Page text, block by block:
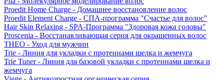
Proedit Home Charge - Домашнее восстановление волос
Proedit Element Charge - СПА-программа "Счастье для волос"
Hair Skin Relaxing - SPA-Программа "Здоровая кожа головы"
Proscenia - Восстанавливающая серия для окрашенных волос
THEO - Уход для мужчин
Trie - Линия для укладки с протеинами шелка и жемчуга
Trie Tuner - Линия для базовой укладки с протеинами шелка и
жемчуга